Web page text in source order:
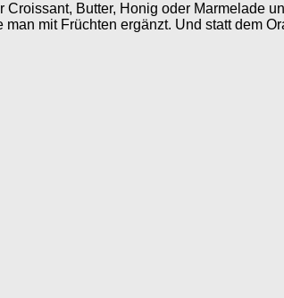
Croissant, Butter, Honig oder Marmelade
mit Früchten ergänzt. Und statt dem